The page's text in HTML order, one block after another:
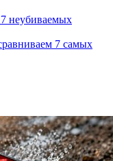
неубиваемых
7 самых